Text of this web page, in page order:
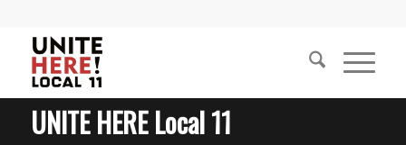
UNITE HERE Local 11